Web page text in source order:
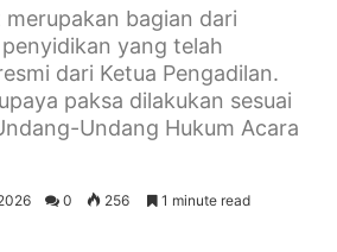
bagian dari
yang telah
dari Ketua Pengadilan.
paksa dilakukan sesuai
Undang Hukum Acara
0 256 1 minute read